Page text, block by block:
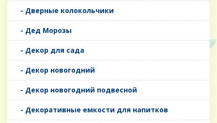
- Дверные колокольчики
- Дед Морозы
- Декор для сада
- Декор новогодний
- Декор новогодний подвесной
- Декоративные емкости для напитков